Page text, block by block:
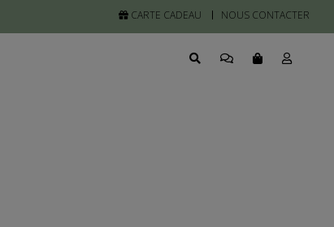
CARTE CADEAU NOUS CONTACTER